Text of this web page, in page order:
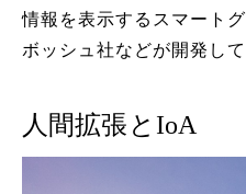
情報を表示するスマート
ボッシュ社などが開発して
人間拡張とIoA